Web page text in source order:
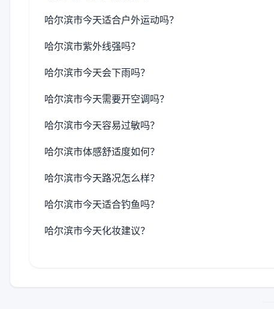
哈尔滨市今天适合户外运动吗？
哈尔滨市紫外线强吗？
哈尔滨市今天会下雨吗？
哈尔滨市今天需要开空调吗？
哈尔滨市今天容易过敏吗？
哈尔滨市体感舒适度如何？
哈尔滨市今天路况怎么样？
哈尔滨市今天适合钓鱼吗？
哈尔滨市今天化妆建议？